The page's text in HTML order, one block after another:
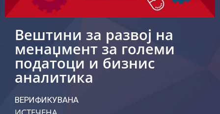
Вештини за развој на
менаџмент за големи
податоци и бизнис
аналитика
ВЕРИФИКУВАНА